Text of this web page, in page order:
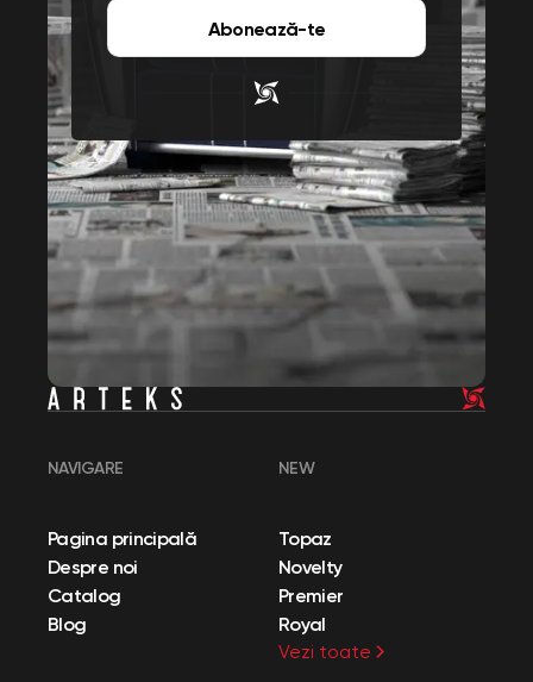
Abonează-te
NAVIGARE
Pagina principală
Despre noi
Catalog
Blog
NEW
Topaz
Novelty
Premier
Royal
Vezi toate